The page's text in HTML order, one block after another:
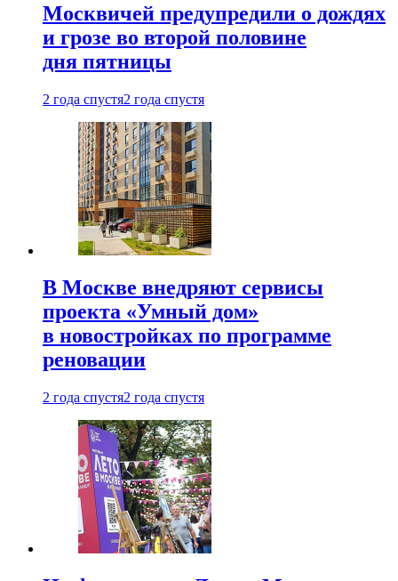
Москвичей предупредили о дождях
и грозе во второй половине
дня пятницы
2 года спустя2 года спустя
В Москве внедряют сервисы
проекта «Умный дом»
в новостройках по программе
реновации
2 года спустя2 года спустя